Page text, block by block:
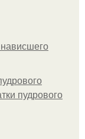
пудрового